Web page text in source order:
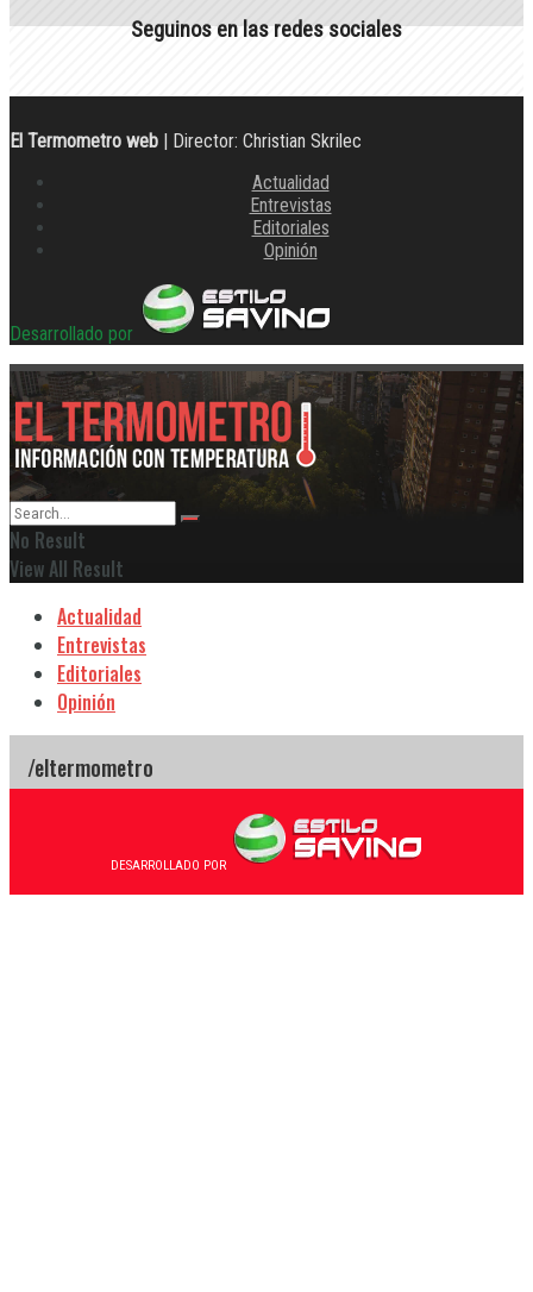
Seguinos en las redes sociales
El Termometro web | Director: Christian Skrilec
Actualidad
Entrevistas
Editoriales
Opinión
Desarrollado por
No Result
View All Result
Actualidad
Entrevistas
Editoriales
Opinión
DESARROLLADO POR